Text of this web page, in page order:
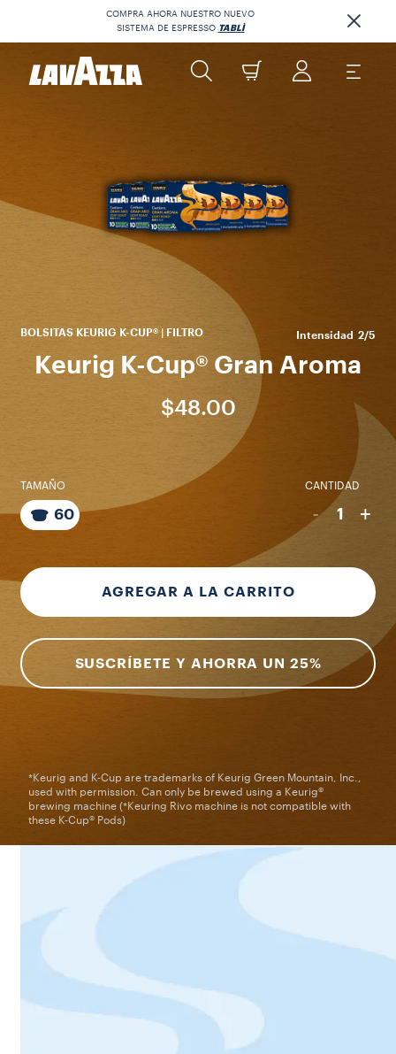
COMPRA AHORA NUESTRO NUEVO
SISTEMA DE ESPRESSO TABLÌ
BOLSITAS KEURIG K-CUP® | FILTRO Intensidad 2/5
Keurig K-Cup® Gran Aroma
$48.00
TAMAÑO
60
CANTIDAD
- 1 +
AGREGAR A LA CARRITO
SUSCRÍBETE Y AHORRA UN 25%
*Keurig and K-Cup are trademarks of Keurig Green Mountain, Inc.,
used with permission. Can only be brewed using a Keurig®
brewing machine (*Keuring Rivo machine is not compatible with
these K-Cup® Pods)